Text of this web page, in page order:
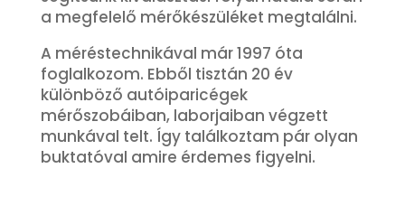
a megfelelő mérőkészüléket megtalálni.
A méréstechnikával már 1997 óta
foglalkozom. Ebből tisztán 20 év
különböző autóiparicégek
mérőszobáiban, laborjaiban végzett
munkával telt. Így találkoztam pár olyan
buktatóval amire érdemes figyelni.